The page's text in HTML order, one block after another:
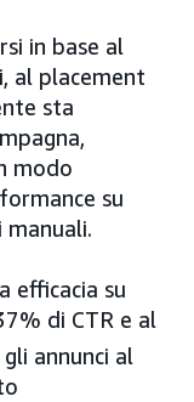
in base al
al placement
sta
modo
su
efficacia su
di CTR e al
annunci al